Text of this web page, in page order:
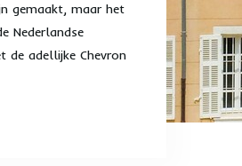
gemaakt, maar het
Nederlandse
de adellijke Chevron